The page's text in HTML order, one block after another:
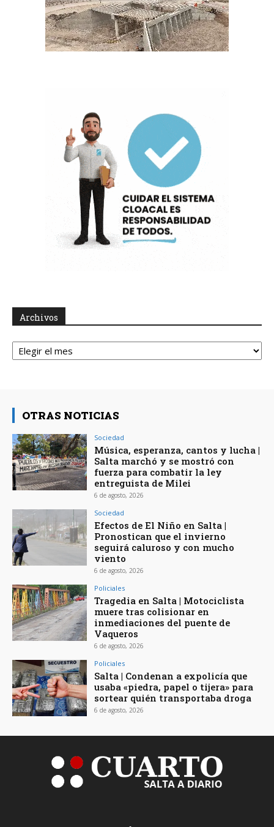
Archivos
Archivos
OTRAS NOTICIAS
Sociedad
Música, esperanza, cantos y lucha |
Salta marchó y se mostró con
fuerza para combatir la ley
entreguista de Milei
6 de agosto, 2026
Sociedad
Efectos de El Niño en Salta |
Pronostican que el invierno
seguirá caluroso y con mucho
viento
6 de agosto, 2026
Policiales
Tragedia en Salta | Motociclista
muere tras colisionar en
inmediaciones del puente de
Vaqueros
6 de agosto, 2026
Policiales
Salta | Condenan a expolicía que
usaba «piedra, papel o tijera» para
sortear quién transportaba droga
6 de agosto, 2026